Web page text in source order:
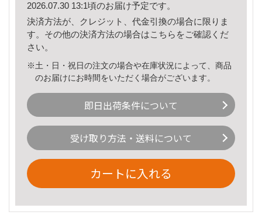
2026.07.30 13:1頃のお届け予定です。
決済方法が、クレジット、代金引換の場合に限りま
す。その他の決済方法の場合はこちら をご確認くだ
さい。
※土・日・祝日の注文の場合や在庫状況によって、商品
のお届けにお時間をいただく場合がございます。
即日出荷条件について
受け取り方法・送料について
カートに入れる